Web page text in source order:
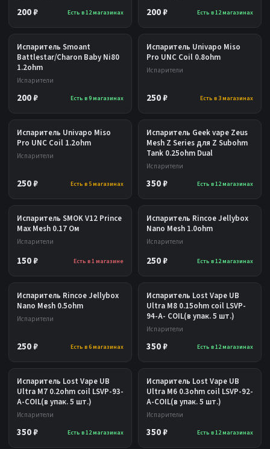
200 ₽ Есть в 12 магазинах 200 ₽ Есть в 12 магазинах
Испаритель Smoant
Battlestar/Charon Baby Ni80
1.2ohm
Испарители
200 ₽ Есть в 9 магазинах
Испаритель Univapo Miso
Pro UNC Coil 0.8ohm
Испарители
250 ₽ Есть в 3 магазинах
Испаритель Univapo Miso
Pro UNC Coil 1.2ohm
Испарители
250 ₽ Есть в 5 магазинах
Испаритель Geek vape Zeus
Mesh Z Series для Z Subohm
Tank 0.25ohm Dual
Испарители
350 ₽ Есть в 12 магазинах
Испаритель SMOK V12 Prince
Max Mesh 0.17 Ом
Испарители
150 ₽ Есть в 1 магазине
Испаритель Rincoe Jellybox
Nano Mesh 1.0ohm
Испарители
250 ₽ Есть в 12 магазинах
Испаритель Rincoe Jellybox
Nano Mesh 0.5ohm
Испарители
250 ₽ Есть в 6 магазинах
Испаритель Lost Vape UB
Ultra M8 0.15ohm coil LSVP-
94-A- COIL(в упак. 5 шт.)
Испарители
350 ₽ Есть в 12 магазинах
Испаритель Lost Vape UB
Ultra M7 0.2ohm coil LSVP-93-
A-COIL(в упак. 5 шт.)
Испарители
350 ₽ Есть в 12 магазинах
Испаритель Lost Vape UB
Ultra M6 0.3ohm coil LSVP-92-
A-COIL(в упак. 5 шт.)
Испарители
350 ₽ Есть в 12 магазинах